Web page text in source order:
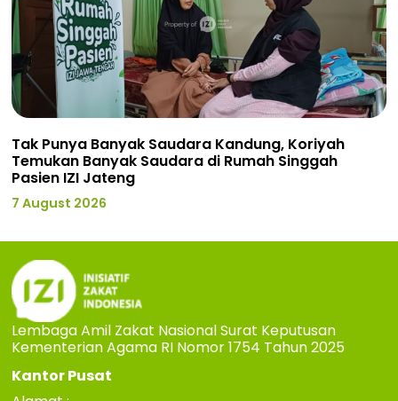
Tak Punya Banyak Saudara Kandung, Koriyah
Temukan Banyak Saudara di Rumah Singgah
Pasien IZI Jateng
7 August 2026
Lembaga Amil Zakat Nasional Surat Keputusan
Kementerian Agama RI Nomor 1754 Tahun 2025
Kantor Pusat